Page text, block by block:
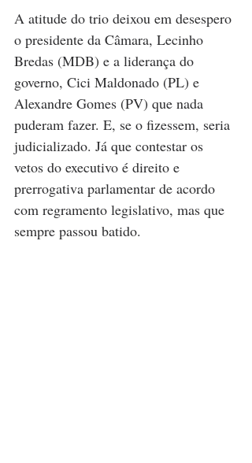
A atitude do trio deixou em desespero
o presidente da Câmara, Lecinho
Bredas (MDB) e a liderança do
governo, Cici Maldonado (PL) e
Alexandre Gomes (PV) que nada
puderam fazer. E, se o fizessem, seria
judicializado. Já que contestar os
vetos do executivo é direito e
prerrogativa parlamentar de acordo
com regramento legislativo, mas que
sempre passou batido.